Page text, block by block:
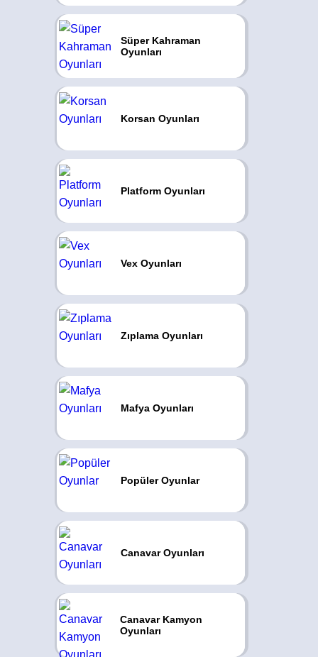
Süper Kahraman
Oyunları
Korsan Oyunları
Platform Oyunları
Vex Oyunları
Zıplama Oyunları
Mafya Oyunları
Popüler Oyunlar
Canavar Oyunları
Canavar Kamyon
Oyunları